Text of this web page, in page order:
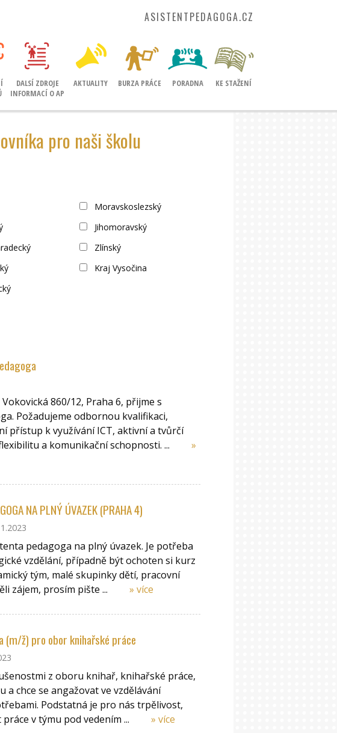
ASISTENTPEDAGOGA.CZ
DALSÍ ZDROJE
INFORMACÍ O AP
AKTUALITY BURZA PRÁCE PORADNA KE STAŽENÍ
pro naši školu
Moravskoslezský
Jihomoravský
Zlínský
Kraj Vysočina
860/12, Praha 6, přijme s
Požadujeme odbornou kvalifikaci,
přístup k využívání ICT, aktivní a tvůrčí
a komunikační schopnosti. ...
»
NA PLNÝ ÚVAZEK (PRAHA 4)
pedagoga na plný úvazek. Je potřeba
vzdělání, případně být ochoten si kurz
tým, malé skupinky dětí, pracovní
zájem, prosím pište ...
» více
(m/ž) pro obor knihařské práce
z oboru knihař, knihařské práce,
chce se angažovat ve vzdělávání
Podstatná je pro nás trpělivost,
v týmu pod vedením ...
» více